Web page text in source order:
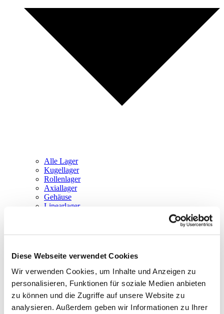
Diese Webseite verwendet Cookies
Wir verwenden Cookies, um Inhalte und Anzeigen zu
personalisieren, Funktionen für soziale Medien anbieten
zu können und die Zugriffe auf unsere Website zu
analysieren. Außerdem geben wir Informationen zu Ihrer
Alle Lager
Kugellager
Rollenlager
Axiallager
Gehäuse
Linearlager
Teile für Lager
Getriebemotoren